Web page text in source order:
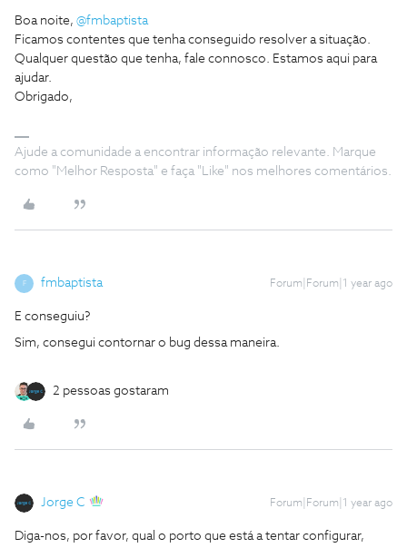
Boa noite, ​ @fmbaptista
Ficamos contentes que tenha conseguido resolver a situação.
Qualquer questão que tenha, fale connosco. Estamos aqui para
ajudar.
Obrigado,
Ajude a comunidade a encontrar informação relevante. Marque
como "Melhor Resposta" e faça "Like" nos melhores comentários.
F fmbaptista Forum|Forum|1 year ago
E conseguiu?
Sim, consegui contornar o bug dessa maneira.
2 pessoas gostaram
Jorge C Forum|Forum|1 year ago
Diga-nos, por favor, qual o porto que está a tentar configurar, ​